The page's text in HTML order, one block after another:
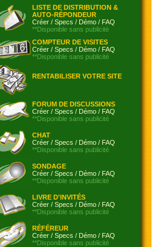
LISTE DE DISTRIBUTION &
AUTO-RÉPONDEUR
Créer / Specs / Démo / FAQ
**Disponible sans publicité
COMPTEUR DE VISITES
Créer / Specs / Démo / FAQ
**Disponible sans publicité
RENTABILISER VOTRE SITE
FORUM DE DISCUSSIONS
Créer / Specs / Démo / FAQ
**Disponible sans publicité
CHAT
Créer / Specs / Démo / FAQ
**Disponible sans publicité
SONDAGE
Créer / Specs / Démo / FAQ
**Disponible sans publicité
LIVRE D'INVITÉS
Créer / Specs / Démo / FAQ
**Disponible sans publicité
RÉFÉREUR
Créer / Specs / Démo / FAQ
**Disponible sans publicité